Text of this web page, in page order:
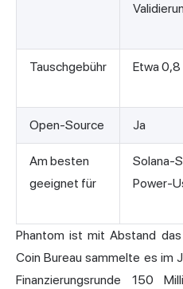
Tauschgebühr Etwa 0,8
Open-Source Ja
Am besten
geeignet für
Solana-
Power-
Phantom ist mit Abstand
Coin Bureau sammelte es im
Finanzierungsrunde 150